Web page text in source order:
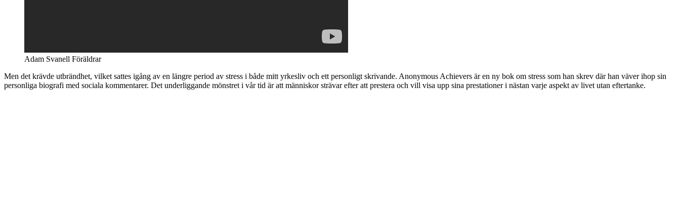
Adam Svanell Föräldrar
Men det krävde utbrändhet, vilket sattes igång av en längre period av stress i både mitt yrkesliv och ett personligt skrivande. Anonymous Achievers är en ny bok om stress som han skrev där han väver ihop sin
personliga biografi med sociala kommentarer. Det underliggande mönstret i vår tid är att människor strävar efter att prestera och vill visa upp sina prestationer i nästan varje aspekt av livet utan eftertanke.